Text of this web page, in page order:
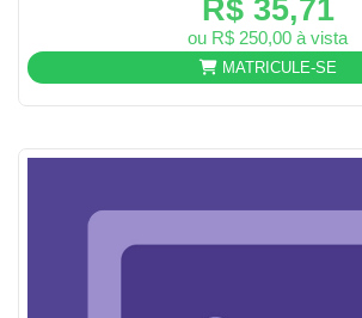
R$ 35,71
ou R$ 250,00 à vista
MATRICULE-SE